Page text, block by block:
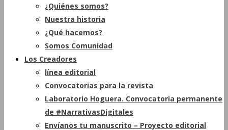
¿Quiénes somos?
Nuestra historia
¿Qué hacemos?
Somos Comunidad
Los Creadores
línea editorial
Convocatorias para la revista
Laboratorio Hoguera. Convocatoria permanente
de #NarrativasDigitales
Envíanos tu manuscrito – Proyecto editorial